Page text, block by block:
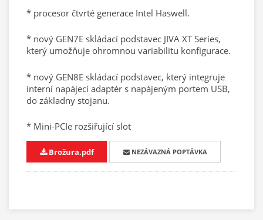
* procesor čtvrté generace Intel Haswell.
* nový GEN7E skládací podstavec JIVA XT Series,
který umožňuje ohromnou variabilitu konfigurace.
* nový GEN8E skládací podstavec, který integruje
interní napájecí adaptér s napájeným portem USB,
do základny stojanu.
* Mini-PCIe rozšiřující slot
Brožura.pdf NEZÁVAZNÁ POPTÁVKA